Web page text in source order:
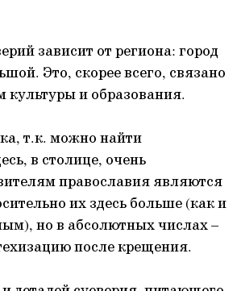
зависит от региона: город
Это, скорее всего, связано
культуры и образования.
т.к. можно найти
в столице, очень
православия являются
их здесь больше (как и
но в абсолютных числах –
после крещения.